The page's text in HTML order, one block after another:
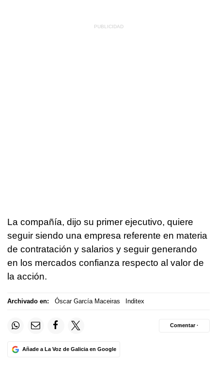
La compañía, dijo su primer ejecutivo, quiere
seguir siendo una empresa referente en materia
de contratación y salarios y seguir generando
en los mercados confianza respecto al valor de
la acción.
Archivado en: Óscar García Maceiras Inditex
Añade a La Voz de Galicia en Google
Comentar ·